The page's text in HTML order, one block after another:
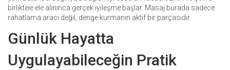
t
birlikteie ele alınınca gerçek iyileşme başlar. Masaj burada sadece
rahatlama aracı değil, denge kurmanın aktif bir parçasıdır.
Günlük Hayatta
Uygulayabileceğin Pratik